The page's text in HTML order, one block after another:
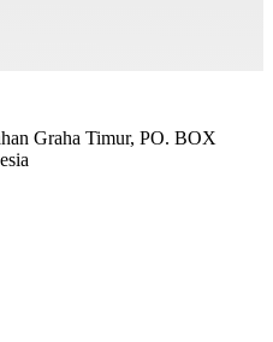
Graha Timur, PO. BOX